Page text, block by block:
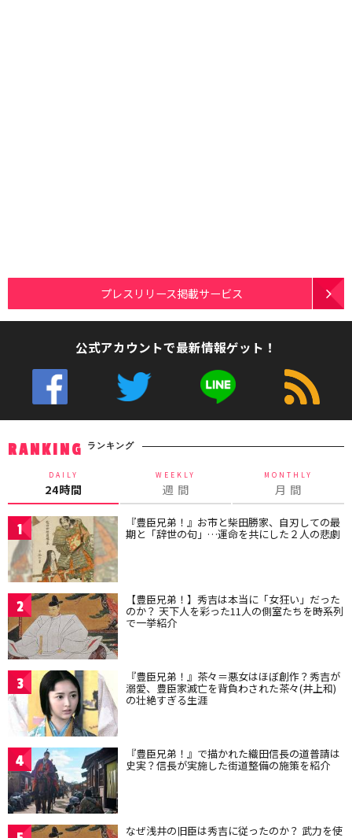
プレスリリース掲載サービス
公式アカウントで最新情報ゲット！
RANKING ランキング
DAILY
24時間
WEEKLY
週 間
MONTHLY
月 間
1 『豊臣兄弟！』お市と柴田勝家、自刃しての最
期と「辞世の句」…運命を共にした２人の悲劇
2 【豊臣兄弟！】秀吉は本当に「女狂い」だった
のか？ 天下人を彩った11人の側室たちを時系列
で一挙紹介
3 『豊臣兄弟！』茶々＝悪女はほぼ創作？秀吉が
溺愛、豊臣家滅亡を背負わされた茶々(井上和)
の壮絶すぎる生涯
4 『豊臣兄弟！』で描かれた織田信長の道普請は
史実？信長が実施した街道整備の施策を紹介
なぜ浅井の旧臣は秀吉に従ったのか？ 武力を使